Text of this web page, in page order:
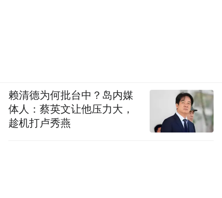
赖清德为何批台中？岛内媒
体人：蔡英文让他压力大，
趁机打卢秀燕